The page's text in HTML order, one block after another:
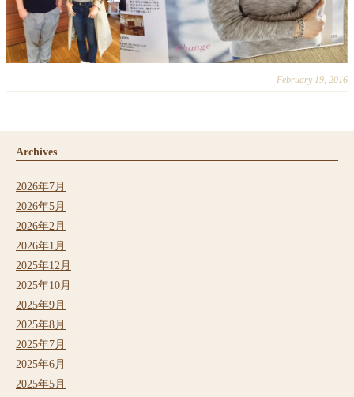
February 19, 2016
Archives
2026年7月
2026年5月
2026年2月
2026年1月
2025年12月
2025年10月
2025年9月
2025年8月
2025年7月
2025年6月
2025年5月